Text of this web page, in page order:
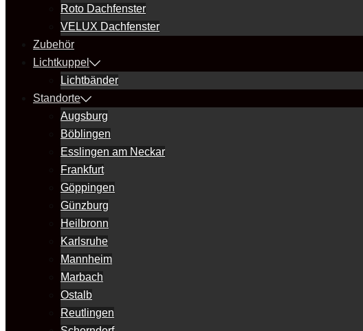
Roto Dachfenster
VELUX Dachfenster
Zubehör
Lichtkuppel
Lichtbänder
Standorte
Augsburg
Böblingen
Esslingen am Neckar
Frankfurt
Göppingen
Günzburg
Heilbronn
Karlsruhe
Mannheim
Marbach
Ostalb
Reutlingen